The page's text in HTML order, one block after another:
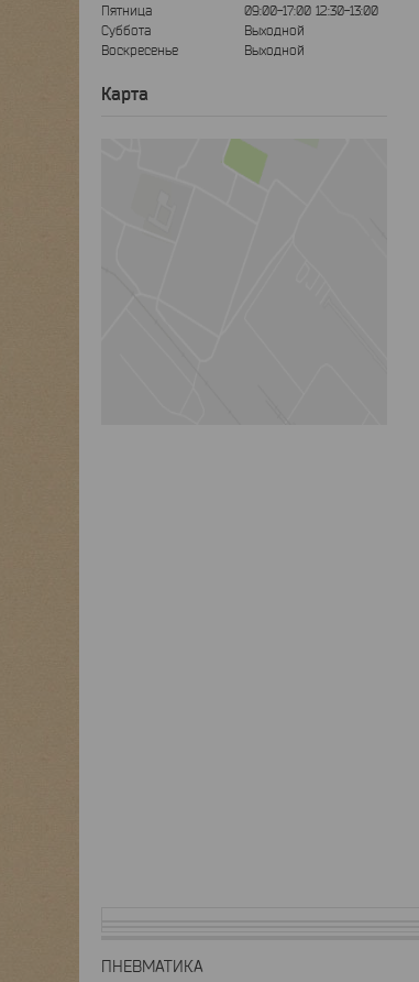
Пятница
09:00-17:00 12:30-13:00
Суббота
Выходной
Воскресенье
Выходной
Карта
ПНЕВМАТИКА